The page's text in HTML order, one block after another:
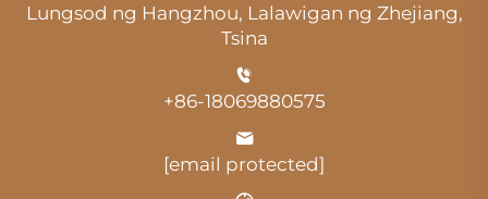
Lungsod ng Hangzhou, Lalawigan ng Zhejiang,
Tsina
+86-18069880575
[email protected]